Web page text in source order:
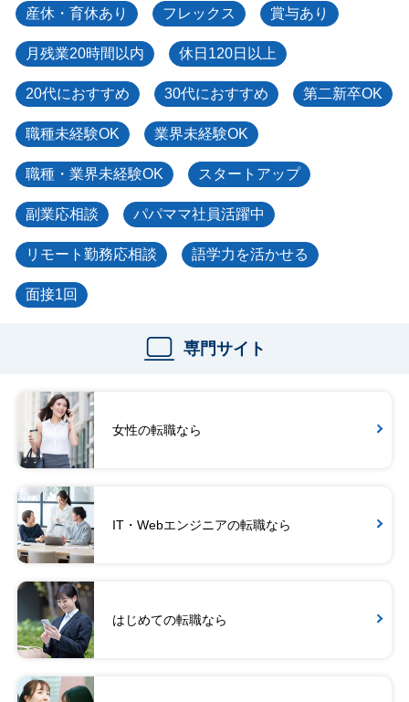
産休・育休あり フレックス 賞与あり
月残業20時間以内 休日120日以上
20代におすすめ 30代におすすめ 第二新卒OK
職種未経験OK 業界未経験OK
職種・業界未経験OK スタートアップ
副業応相談 パパママ社員活躍中
リモート勤務応相談 語学力を活かせる
面接1回
専門サイト
女性の転職なら
IT・Webエンジニアの転職なら
はじめての転職なら